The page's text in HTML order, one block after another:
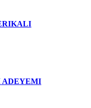
ADEYEMI